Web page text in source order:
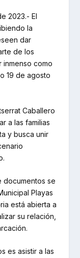
2023.- El
la
dar
de los
inmenso como
19 de agosto
Caballero
a las familias
y busca unir
documentos se
Playas
está abierta a
su relación,
es asistir a las